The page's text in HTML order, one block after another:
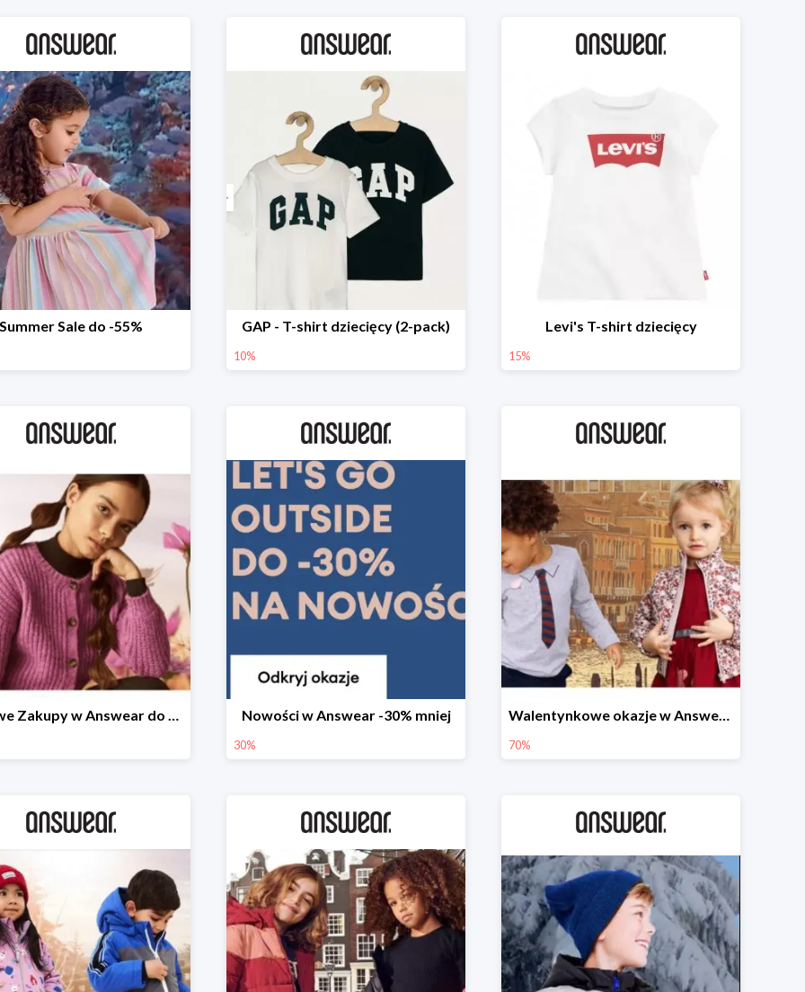
Summer Sale do -55% GAP - T-shirt dziecięcy (2-pack)
10%
Levi's T-shirt dziecięcy
15%
Stylowe Zakupy w Answear do -30% Nowości w Answear -30% mniej
30%
Walentynkowe okazje w Answear do -70%
70%